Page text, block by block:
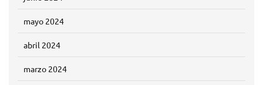
mayo 2024
abril 2024
marzo 2024